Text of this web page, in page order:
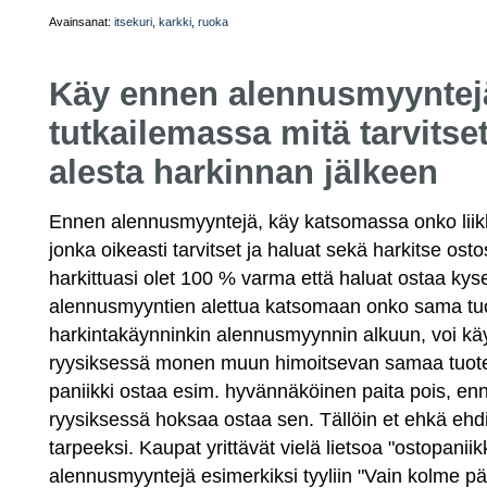
Avainsanat: itsekuri karkki ruoka
Käy ennen
tutkailemassa mitä
alesta harkinnan jälkeen
Ennen alennusmyyntejä, käy katsomassa onko
jonka oikeasti tarvitset ja haluat sekä harkitse
harkittuasi olet 100 % varma että haluat ostaa
alennusmyyntien alettua katsomaan onko sama
harkintakäynninkin alennusmyynnin alkuun, voi
ryysiksessä monen muun himoitsevan samaa
paniikki ostaa esim. hyvännäköinen paita pois,
ryysiksessä hoksaa ostaa sen. Tällöin et ehkä
tarpeeksi. Kaupat yrittävät vielä lietsoa
alennusmyyntejä esimerkiksi tyyliin "Vain kolme